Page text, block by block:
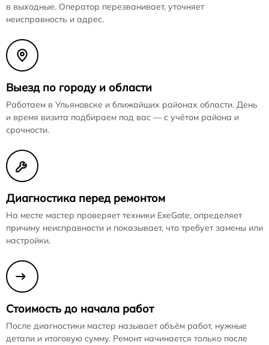
в выходные. Оператор перезванивает, уточняет
неисправность и адрес.
Выезд по городу и области
Работаем в Ульяновске и ближайших районах области. День
и время визита подбираем под вас — с учётом района и
срочности.
Диагностика перед ремонтом
На месте мастер проверяет техники ExeGate, определяет
причину неисправности и показывает, что требует замены или
настройки.
Стоимость до начала работ
После диагностики мастер называет объём работ, нужные
детали и итоговую сумму. Ремонт начинается только после